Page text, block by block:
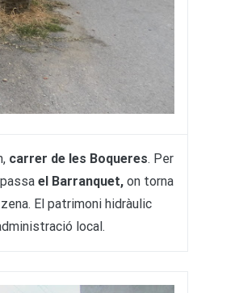
carrer de les Boqueres. Per
el Barranquet,on torna
El patrimoni hidràulic
local.